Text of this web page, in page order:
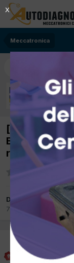
Meccatronica
[Fiat Doblo
Bifuel B/
ruota Fonica
Da Meccc78
7 Settembre 2017
in
Inviato 7
X